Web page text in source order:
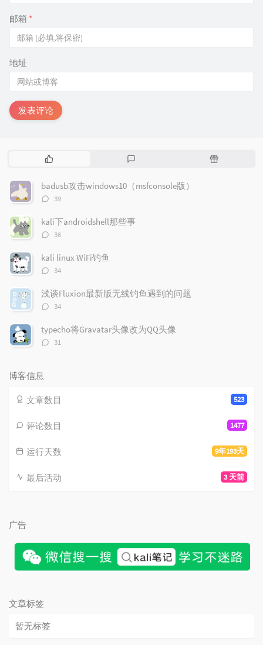
邮箱 *
地址
发表评论
热
文
章
随
badusb攻击windows10（msfconsole版）
评
数：
39
kali下androidshell那些事
评
数：
36
kali linux WiFi钓鱼
评
数：
34
浅谈Fluxion最新版无线钓鱼遇到的问题
评
数：
34
typecho将Gravatar头像改为QQ头像
评
31
博客信息
523
文章数目
1477
评论数目
9年193天
运行天数
3 天前
最后活动
广告
文章标签
暂无标签